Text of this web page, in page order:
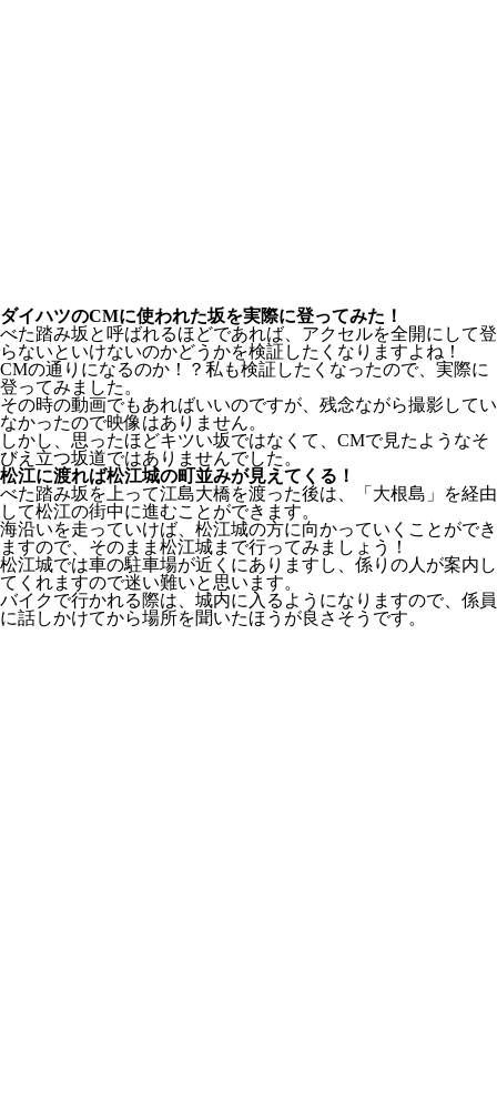
ダイハツのCMに使われた坂を実際に登ってみた！
べた踏み坂と呼ばれるほどであれば、アクセルを全開にして登
らないといけないのかどうかを検証したくなりますよね！
CMの通りになるのか！？私も検証したくなったので、実際に
登ってみました。
その時の動画でもあればいいのですが、残念ながら撮影してい
なかったので映像はありません。
しかし、思ったほどキツい坂ではなくて、CMで見たようなそ
びえ立つ坂道ではありませんでした。
松江に渡れば松江城の町並みが見えてくる！
べた踏み坂を上って江島大橋を渡った後は、「大根島」を経由
して松江の街中に進むことができます。
海沿いを走っていけば、松江城の方に向かっていくことができ
ますので、そのまま松江城まで行ってみましょう！
松江城では車の駐車場が近くにありますし、係りの人が案内し
てくれますので迷い難いと思います。
バイクで行かれる際は、城内に入るようになりますので、係員
に話しかけてから場所を聞いたほうが良さそうです。